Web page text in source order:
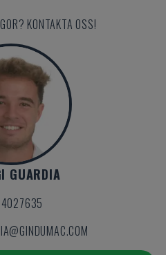
KONTAKTA OSS!
GUARDIA